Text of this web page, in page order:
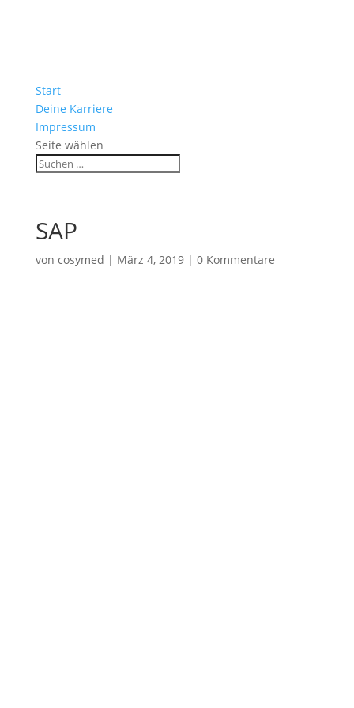
Start
Deine Karriere
Impressum
Seite wählen
SAP
von cosymed | März 4, 2019| 0 Kommentare